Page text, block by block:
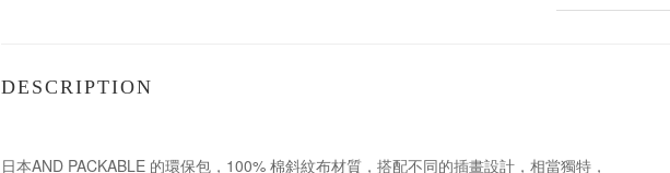
DESCRIPTION
日本AND PACKABLE 的環保包，100% 棉斜紋布材質，搭配不同的插畫設計，相當獨特，